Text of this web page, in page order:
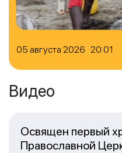
05 августа 2026 20:01
Видео
Освящен первый
Православной